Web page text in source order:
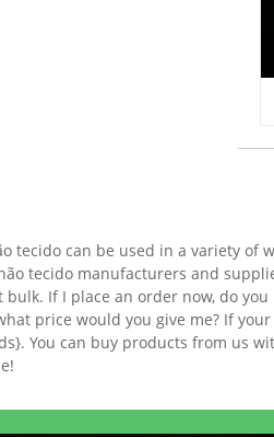
tecido can be used in a variety
tecido manufacturers and
bulk. If I place an order now, do
price would you give me? If
You can buy products from us